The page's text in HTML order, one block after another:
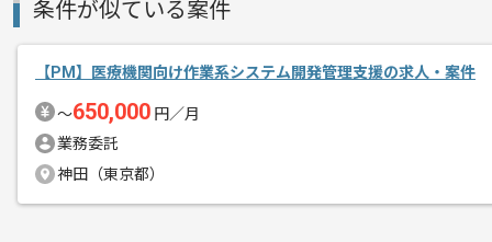
商談回数
2回
条件が似ている案件
【PM】医療機関向け作業系システム開発管理支援の求人・案件
〜650,000 円／月
業務委託
神田（東京都）